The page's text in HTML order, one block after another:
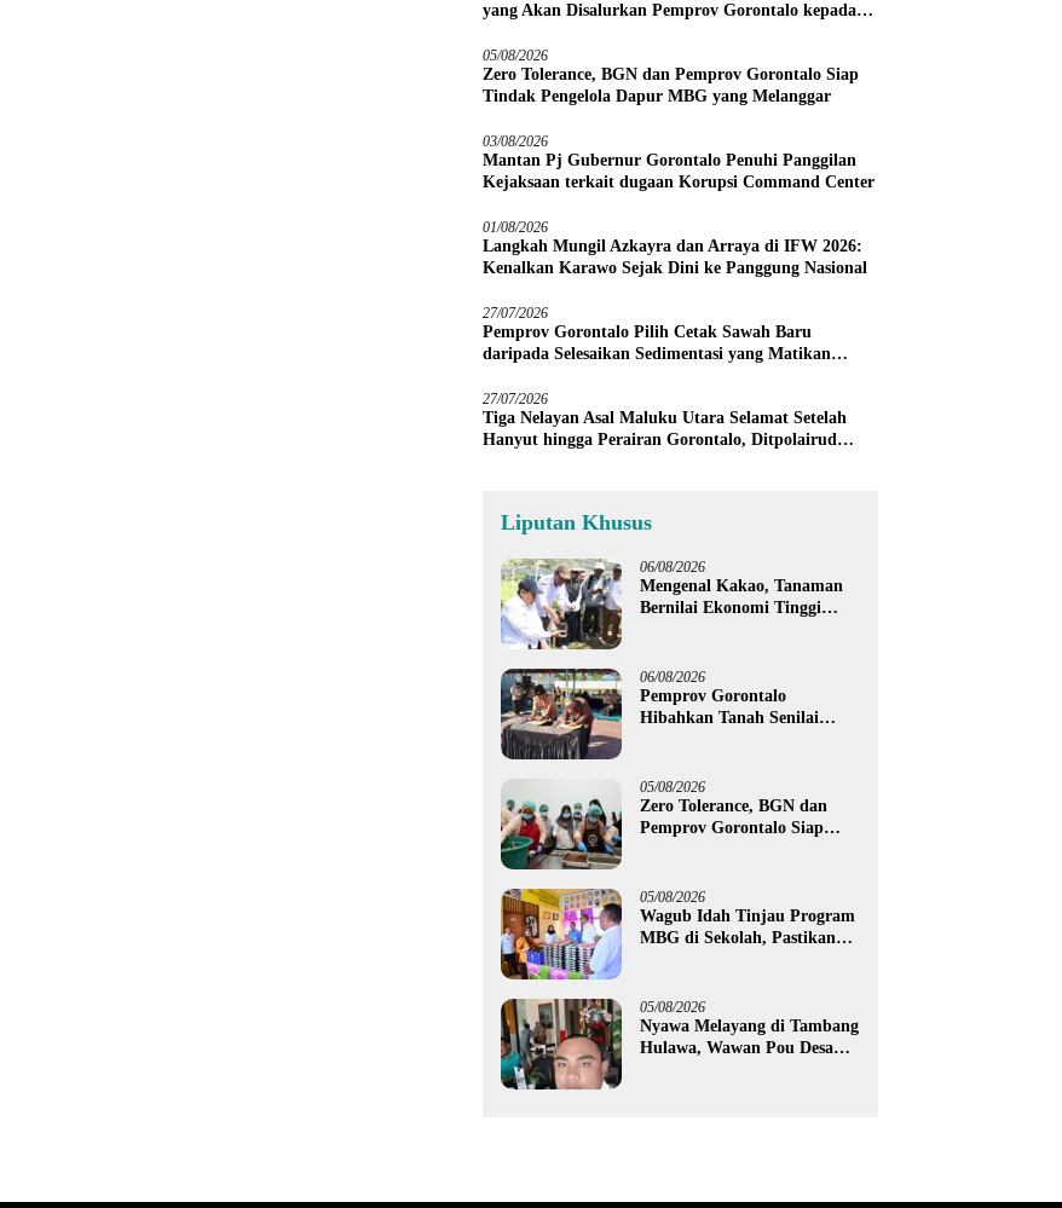
yang Akan Disalurkan Pemprov Gorontalo kepada
05/08/2026
Zero Tolerance, BGN dan Pemprov Gorontalo Siap
Tindak Pengelola Dapur MBG yang Melanggar
03/08/2026
Mantan Pj Gubernur Gorontalo Penuhi Panggilan
Kejaksaan terkait dugaan Korupsi Command Center
01/08/2026
Langkah Mungil Azkayra dan Arraya di IFW 2026:
Kenalkan Karawo Sejak Dini ke Panggung Nasional
27/07/2026
Pemprov Gorontalo Pilih Cetak Sawah Baru
daripada Selesaikan Sedimentasi yang Matikan
27/07/2026
Tiga Nelayan Asal Maluku Utara Selamat Setelah
Hanyut hingga Perairan Gorontalo, Ditpolairud
Liputan Khusus
06/08/2026
Mengenal Kakao, Tanaman
Bernilai Ekonomi Tinggi
Petani Boalemo
06/08/2026
Pemprov Gorontalo
Hibahkan Tanah Senilai
05/08/2026
Zero Tolerance, BGN dan
Pemprov Gorontalo Siap
05/08/2026
Wagub Idah Tinjau Program
MBG di Sekolah, Pastikan
05/08/2026
Nyawa Melayang di Tambang
Hulawa, Wawan Pou Desak